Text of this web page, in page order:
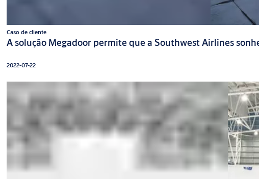
Caso de cliente
A solução Megadoor permite que a Southwest Airlines
2022-07-22